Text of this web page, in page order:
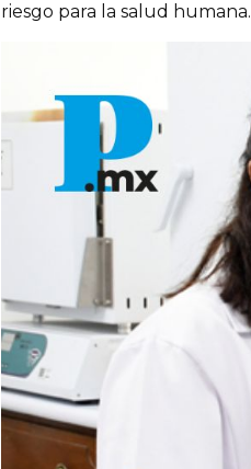
riesgo para la salud humana.